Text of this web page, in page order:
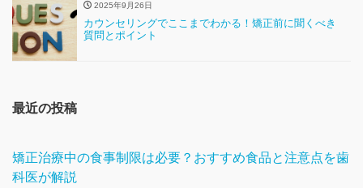
2025年9月26日
カウンセリングでここまでわかる！矯正前に聞くべき
質問とポイント
最近の投稿
矯正治療中の食事制限は必要？おすすめ食品と注意点を歯
科医が解説